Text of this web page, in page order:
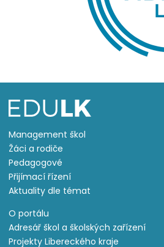
Management škol
Žáci a rodiče
Pedagogové
Přijímací řízení
Aktuality dle témat
O portálu
Adresář škol a školských zařízení
Projekty Libereckého kraje